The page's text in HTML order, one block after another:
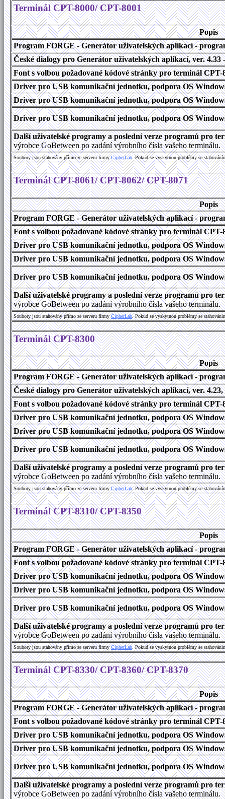
Terminál CPT-8000/ CPT-8001
Popis
Program FORGE - Generátor uživatelských aplikací -
České dialogy pro Generátor uživatelských aplikací, ver. 4.33
Font s volbou požadované kódové stránky pro terminál
Driver pro USB komunikační jednotku, podpora OS
Driver pro USB komunikační jednotku, podpora OS
Driver pro USB komunikační jednotku, podpora OS
Další uživatelské programy a poslední verze programů pro
výrobce GoBetween po zadání výrobního čísla vašeho terminálu.
Soubory jsou stahovány přímo ze serveru firmyCipherLab. Pokud se vyskytnou problémy se
Terminál CPT-8061/ CPT-8062/ CPT-8071
Popis
Program FORGE - Generátor uživatelských aplikací -
Font s volbou požadované kódové stránky pro terminál
Driver pro USB komunikační jednotku, podpora OS
Driver pro USB komunikační jednotku, podpora OS
Driver pro USB komunikační jednotku, podpora OS
Další uživatelské programy a poslední verze programů pro
výrobce GoBetween po zadání výrobního čísla vašeho terminálu.
Soubory jsou stahovány přímo ze serveru firmyCipherLab. Pokud se vyskytnou problémy se
Terminál CPT-8300
Popis
Program FORGE - Generátor uživatelských aplikací -
České dialogy pro Generátor uživatelských aplikací, ver. 4.23,
Font s volbou požadované kódové stránky pro terminál
Driver pro USB komunikační jednotku, podpora OS
Driver pro USB komunikační jednotku, podpora OS
Driver pro USB komunikační jednotku, podpora OS
Další uživatelské programy a poslední verze programů pro
výrobce GoBetween po zadání výrobního čísla vašeho terminálu.
Soubory jsou stahovány přímo ze serveru firmyCipherLab. Pokud se vyskytnou problémy se
Terminál CPT-8310/ CPT-8350
Popis
Program FORGE - Generátor uživatelských aplikací -
Font s volbou požadované kódové stránky pro terminál
Driver pro USB komunikační jednotku, podpora OS
Driver pro USB komunikační jednotku, podpora OS
Driver pro USB komunikační jednotku, podpora OS
Další uživatelské programy a poslední verze programů pro
výrobce GoBetween po zadání výrobního čísla vašeho terminálu.
Soubory jsou stahovány přímo ze serveru firmyCipherLab. Pokud se vyskytnou problémy se
Terminál CPT-8330/ CPT-8360/ CPT-8370
Popis
Program FORGE - Generátor uživatelských aplikací -
Font s volbou požadované kódové stránky pro terminál
Driver pro USB komunikační jednotku, podpora OS
Driver pro USB komunikační jednotku, podpora OS
Driver pro USB komunikační jednotku, podpora OS
Další uživatelské programy a poslední verze programů pro
výrobce GoBetween po zadání výrobního čísla vašeho terminálu.